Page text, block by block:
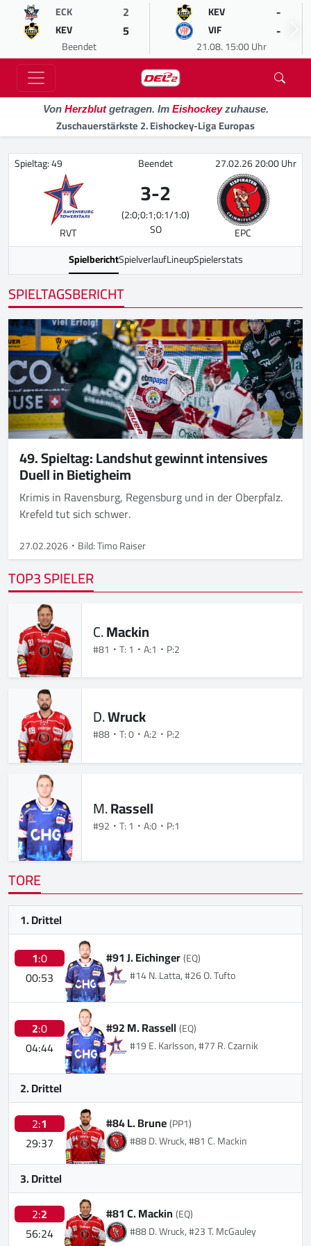
ECK 2
KEV 5
Beendet
KEV -
VIF -
21.08. 15:00 Uhr
Von Herzblutgetragen. Im Eishockeyzuhause.
Zuschauerstärkste 2. Eishockey-Liga Europas
Spieltag: 49 Beendet 27.02.26 20:00 Uhr
RVT
3-2
(2:0;0:1;0:1/1:0)
SO
EPC
SpielberichtSpielverlaufLineupSpielerstats
SPIELTAGSBERICHT
49. Spieltag: Landshut gewinnt intensives
Duell in Bietigheim
Krimis in Ravensburg, Regensburg und in der Oberpfalz.
Krefeld tut sich schwer.
27.02.2026 Bild: Timo Raiser
TOP3 SPIELER
C.Mackin
#81 T: 1 A:1 P:2
D.Wruck
#88 T: 0 A:2 P:2
M.Rassell
#92 T: 1 A:0 P:1
TORE
1. Drittel
1:0
00:53
#91 J. Eichinger(EQ)
#14 N. Latta, #26 O. Tufto
2:0
04:44
#92 M. Rassell(EQ)
#19 E. Karlsson, #77 R. Czarnik
2. Drittel
2:1
29:37
#84 L. Brune(PP1)
#88 D. Wruck, #81 C. Mackin
3. Drittel
2:2
56:24
#81 C. Mackin(EQ)
#88 D. Wruck, #23 T. McGauley